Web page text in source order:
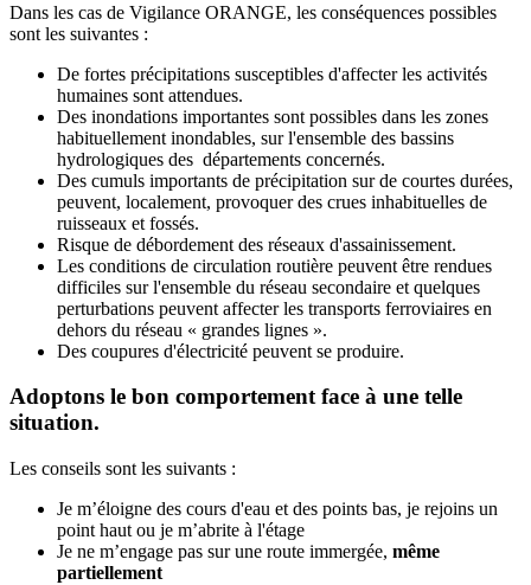
Dans les cas de Vigilance ORANGE, les conséquences possibles
sont les suivantes :
De fortes précipitations susceptibles d'affecter les activités
humaines sont attendues.
Des inondations importantes sont possibles dans les zones
habituellement inondables, sur l'ensemble des bassins
hydrologiques des départements concernés.
Des cumuls importants de précipitation sur de courtes durées,
peuvent, localement, provoquer des crues inhabituelles de
ruisseaux et fossés.
Risque de débordement des réseaux d'assainissement.
Les conditions de circulation routière peuvent être rendues
difficiles sur l'ensemble du réseau secondaire et quelques
perturbations peuvent affecter les transports ferroviaires en
dehors du réseau « grandes lignes ».
Des coupures d'électricité peuvent se produire.
Adoptons le bon comportement face à une telle
situation.
Les conseils sont les suivants :
Je m’éloigne des cours d'eau et des points bas, je rejoins un
point haut ou je m’abrite à l'étage
Je ne m’engage pas sur une route immergée, même
partiellement